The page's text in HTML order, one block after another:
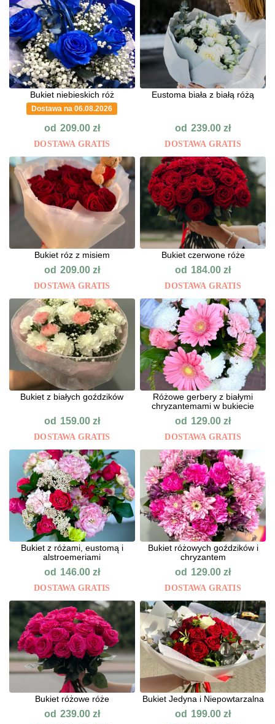
Bukiet niebieskich róż
Dostawa na 06.08.2026
od 209.00 zł
DOSTAWA GRATIS
Eustoma biała z białą różą
od 239.00zł
DOSTAWA GRATIS
Bukiet róz z misiem
od 209.00 zł
DOSTAWA GRATIS
Bukiet czerwone róże
od 184.00zł
DOSTAWA GRATIS
Bukiet z białych goździków
od 159.00 zł
DOSTAWA GRATIS
Różowe gerbery z białymi
chryzantemami w bukiecie
od 129.00zł
DOSTAWA GRATIS
Bukiet z różami, eustomą i
alstroemeriami
od 146.00 zł
DOSTAWA GRATIS
Bukiet różowych goździków i
chryzantem
od 129.00zł
DOSTAWA GRATIS
Bukiet różowe róże
od 239.00 zł
Bukiet Jedyna i Niepowtarzalna
od 199.00zł